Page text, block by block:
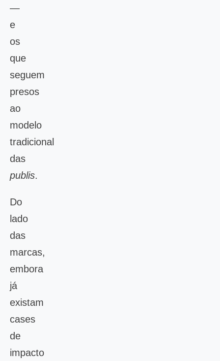
—
e
os
que
seguem
presos
ao
modelo
tradicional
das
publis.
Do
lado
das
marcas,
embora
já
existam
cases
de
impacto